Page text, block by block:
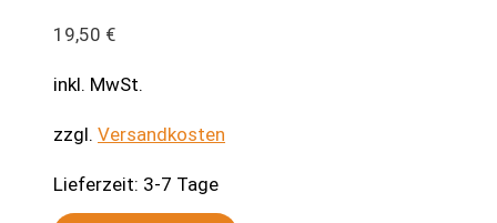
19,50 €
inkl. MwSt.
zzgl. Versandkosten
Lieferzeit: 3-7 Tage